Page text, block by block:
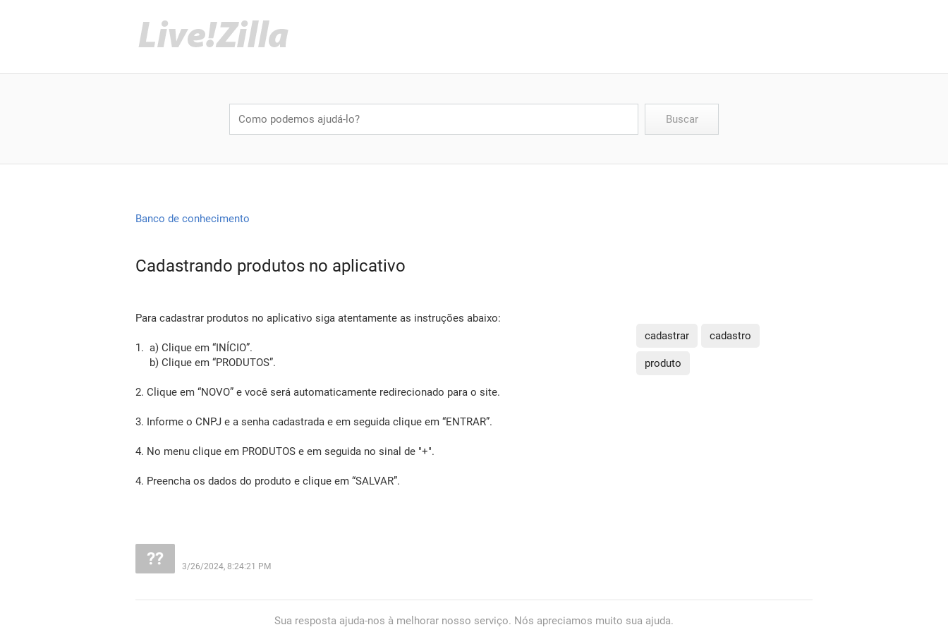
Banco de conhecimento
Cadastrando produtos no aplicativo
Para cadastrar produtos no aplicativo siga atentamente as instruções abaixo:
1. a) Clique em “INÍCIO”.
b) Clique em “PRODUTOS”.
2. Clique em “NOVO” e você será automaticamente redirecionado para o site.
3. Informe o CNPJ e a senha cadastrada e em seguida clique em “ENTRAR”.
4. No menu clique em PRODUTOS e em seguida no sinal de "+".
4. Preencha os dados do produto e clique em “SALVAR”.
cadastrar cadastro
produto
3/26/2024, 8:24:21 PM
Sua resposta ajuda-nos à melhorar nosso serviço. Nós apreciamos muito sua ajuda.